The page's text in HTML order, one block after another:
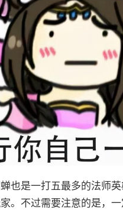
也是一打五最多的法师
。不过需要注意的是，